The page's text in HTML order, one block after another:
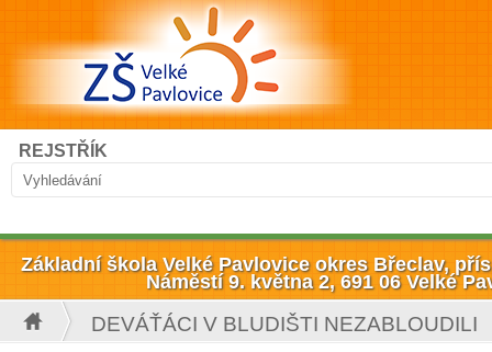
Přejít k hlavnímu obsahu
Vyhledávání
Hledat
REJSTŘÍK
Základní škola Velké Pavlovice okres Břeclav,
Náměstí 9. května 2, 691 06 Velké
DEVÁŤÁCI V BLUDIŠTI NEZABLOUDILI